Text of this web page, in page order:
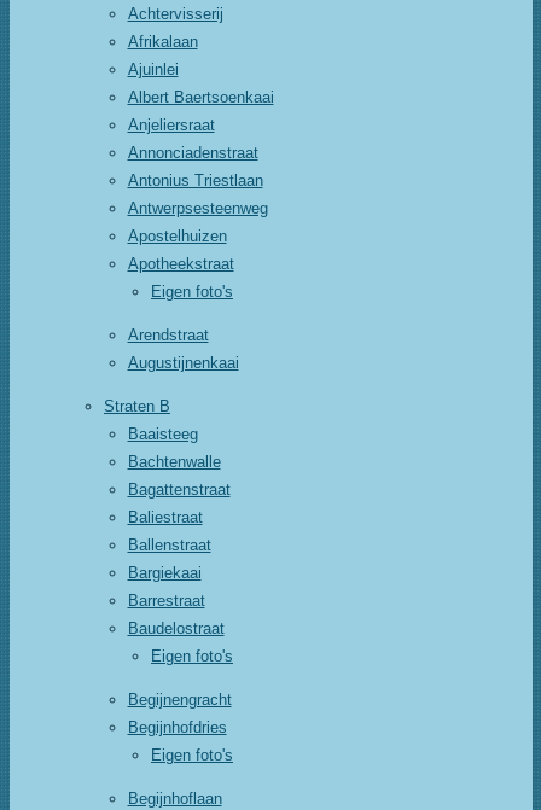
Achtervisserij
Afrikalaan
Ajuinlei
Albert Baertsoenkaai
Anjeliersraat
Annonciadenstraat
Antonius Triestlaan
Antwerpsesteenweg
Apostelhuizen
Apotheekstraat
Eigen foto's
Arendstraat
Augustijnenkaai
Straten B
Baaisteeg
Bachtenwalle
Bagattenstraat
Baliestraat
Ballenstraat
Bargiekaai
Barrestraat
Baudelostraat
Eigen foto's
Begijnengracht
Begijnhofdries
Eigen foto's
Begijnhoflaan